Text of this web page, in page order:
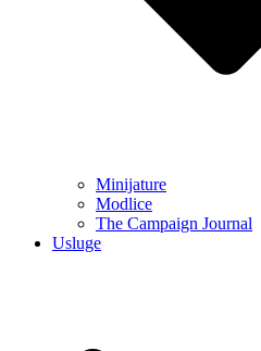
Minijature
Modlice
The Campaign Journal
Usluge